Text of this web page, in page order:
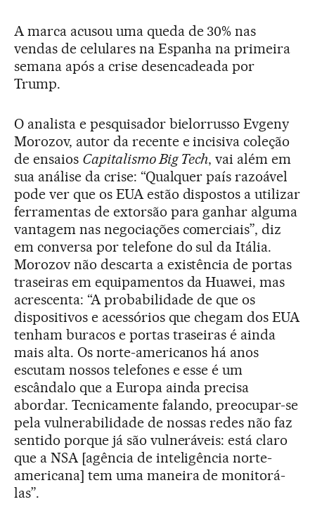
A marca acusou uma queda de 30% nas
vendas de celulares na Espanha na primeira
semana após a crise desencadeada por
Trump.
O analista e pesquisador bielorrusso Evgeny
Morozov, autor da recente e incisiva coleção
de ensaios Capitalismo Big Tech, vai além em
sua análise da crise: “Qualquer país razoável
pode ver que os EUA estão dispostos a utilizar
ferramentas de extorsão para ganhar alguma
vantagem nas negociações comerciais”, diz
em conversa por telefone do sul da Itália.
Morozov não descarta a existência de portas
traseiras em equipamentos da Huawei, mas
acrescenta: “A probabilidade de que os
dispositivos e acessórios que chegam dos EUA
tenham buracos e portas traseiras é ainda
mais alta. Os norte-americanos há anos
escutam nossos telefones e esse é um
escândalo que a Europa ainda precisa
abordar. Tecnicamente falando, preocupar-se
pela vulnerabilidade de nossas redes não faz
sentido porque já são vulneráveis: está claro
que a NSA [agência de inteligência norte-
americana] tem uma maneira de monitorá-
las”.